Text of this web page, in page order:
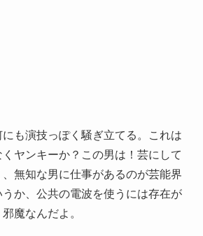
も演技っぽく騒ぎ立てる。これは
ヤンキーか？この男は！芸にして
無知な男に仕事があるのが芸能界
か、公共の電波を使うには存在が
魔なんだよ。